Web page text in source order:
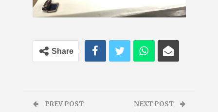
Share
PREV POST NEXT POST